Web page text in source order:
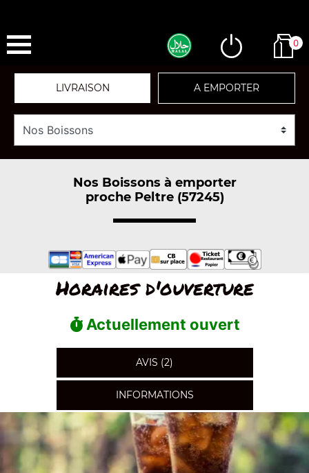
0
LIVRAISON A EMPORTER
Nos Boissons à emporter
proche Peltre (57245)
Horaires d'ouverture
Actuellement ouvert
AVIS (2)
INFORMATIONS